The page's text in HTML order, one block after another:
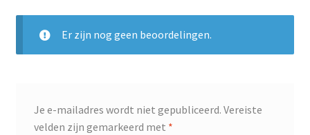
Er zijn nog geen beoordelingen.
Je e-mailadres wordt niet gepubliceerd. Vereiste
velden zijn gemarkeerd met *